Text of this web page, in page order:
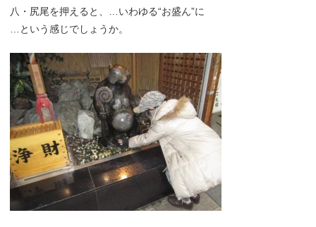
八・尻尾を押えると、…いわゆる“お盛ん”に
…という感じでしょうか。